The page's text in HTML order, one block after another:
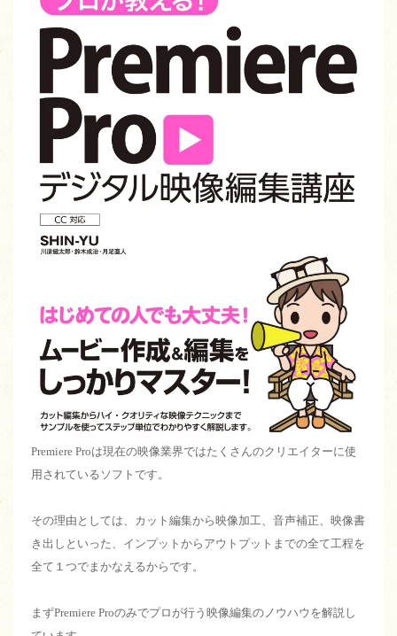
Premiere Proは現在の映像業界ではたくさんのクリエイターに使
用されているソフトです。
その理由としては、カット編集から映像加工、音声補正、映像書
き出しといった、インプットからアウトプットまでの全て工程を
全て１つでまかなえるからです。
まずPremiere Proのみでプロが行う映像編集のノウハウを解説し